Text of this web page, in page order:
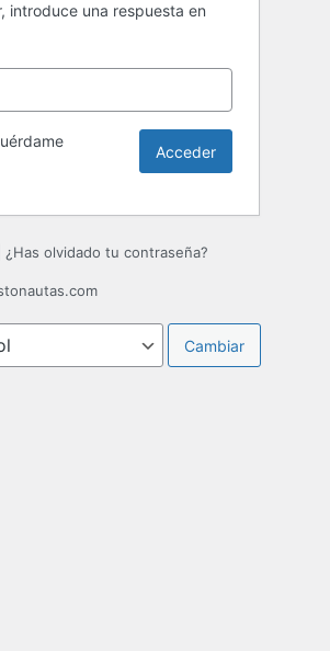
introduce una respuesta en
¿Has olvidado tu contraseña?